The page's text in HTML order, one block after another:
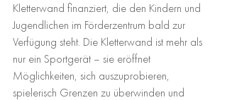
Kletterwand finanziert, die den Kindern und
Jugendlichen im Förderzentrum bald zur
Verfügung steht. Die Kletterwand ist mehr als
nur ein Sportgerät – sie eröffnet
Möglichkeiten, sich auszuprobieren,
spielerisch Grenzen zu überwinden und